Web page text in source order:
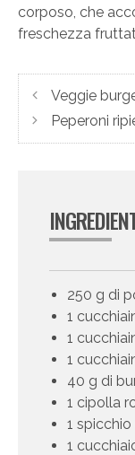
corposo, che
freschezza
Veggie
Peperoni
250 g di
1
1
1
40 g di
1 cipolla
1
1